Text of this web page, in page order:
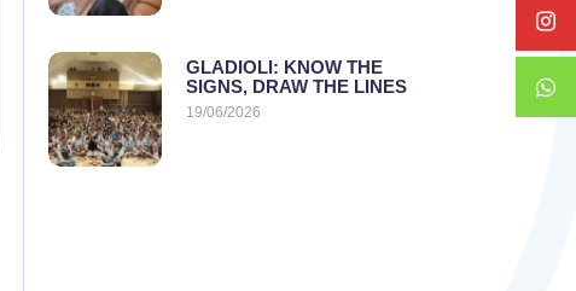
GLADIOLI: KNOW THE
SIGNS, DRAW THE LINES
19/06/2026